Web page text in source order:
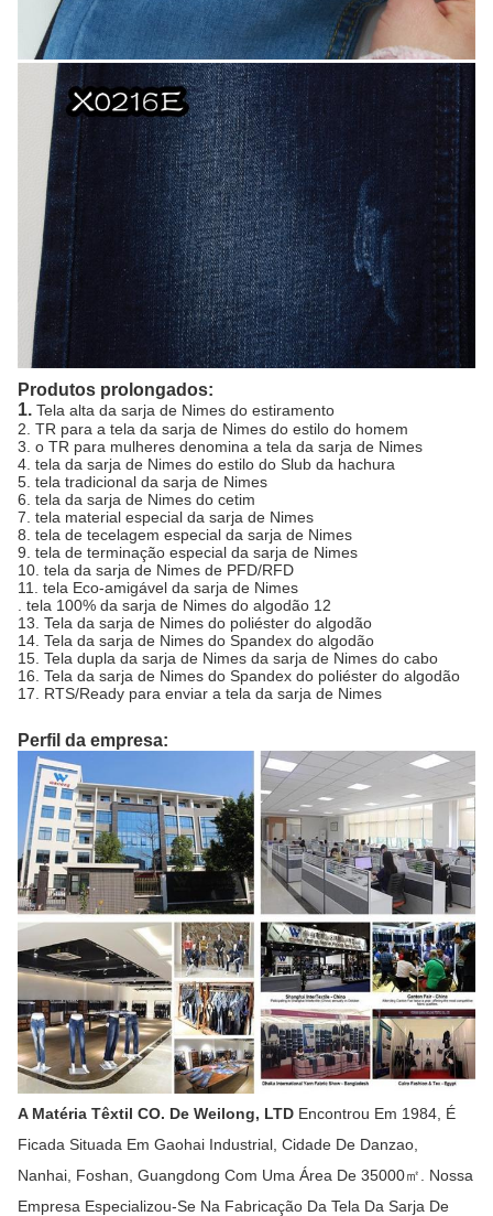
Produtos prolongados:
1. Tela alta da sarja de Nimes do estiramento
2. TR para a tela da sarja de Nimes do estilo do homem
3. o TR para mulheres denomina a tela da sarja de Nimes
4. tela da sarja de Nimes do estilo do Slub da hachura
5. tela tradicional da sarja de Nimes
6. tela da sarja de Nimes do cetim
7. tela material especial da sarja de Nimes
8. tela de tecelagem especial da sarja de Nimes
9. tela de terminação especial da sarja de Nimes
10. tela da sarja de Nimes de PFD/RFD
11. tela Eco-amigável da sarja de Nimes
. tela 100% da sarja de Nimes do algodão 12
13. Tela da sarja de Nimes do poliéster do algodão
14. Tela da sarja de Nimes do Spandex do algodão
15. Tela dupla da sarja de Nimes da sarja de Nimes do cabo
16. Tela da sarja de Nimes do Spandex do poliéster do algodão
17. RTS/Ready para enviar a tela da sarja de Nimes
Perfil da empresa:
A Matéria Têxtil CO. De Weilong, LTD Encontrou Em 1984, É
Ficada Situada Em Gaohai Industrial, Cidade De Danzao,
Nanhai, Foshan, Guangdong Com Uma Área De 35000㎡. Nossa
Empresa Especializou-Se Na Fabricação Da Tela Da Sarja De